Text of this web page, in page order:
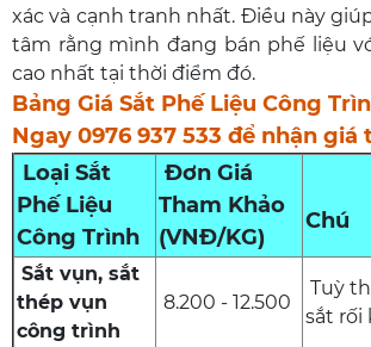
xác và cạnh tranh nhất. Điều này
tâm rằng mình đang bán phế liệu
cao nhất tại thời điểm đó.
Bảng Giá Sắt Phế Liệu Công
Ngay 0976 937 533 để nhận
Loại Sắt
Phế Liệu
Công Trình
Đơn Giá
Tham Khảo
(VNĐ/KG)
Chú
Sắt vụn, sắt
thép vụn
công trình
8.200 - 12.500
Tuỳ
sắt rối